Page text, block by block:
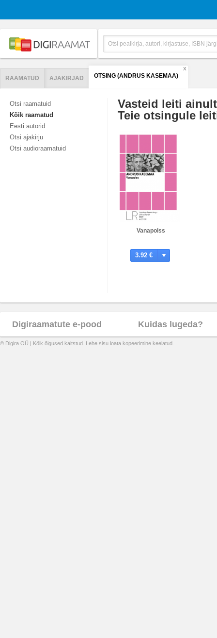
RAAMATUD AJAKIRJAD OTSING (ANDRUS KASEMAA)
X
Otsi raamatuid
Kõik raamatud
Eesti autorid
Otsi ajakirju
Otsi audioraamatuid
Vasteid leiti
Teie otsingule
Vanapoiss
3.92 €
Digiraamatute e-pood Kuidas lugeda?
© Digira OÜ | Kõik õigused kaitstud. Lehe sisu loata kopeerimine keelatud.